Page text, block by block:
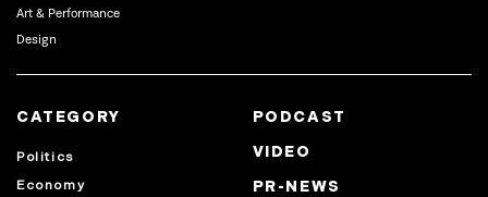
Art & Performance
Design
CATEGORY
Politics
Economy
PODCAST
VIDEO
PR-NEWS